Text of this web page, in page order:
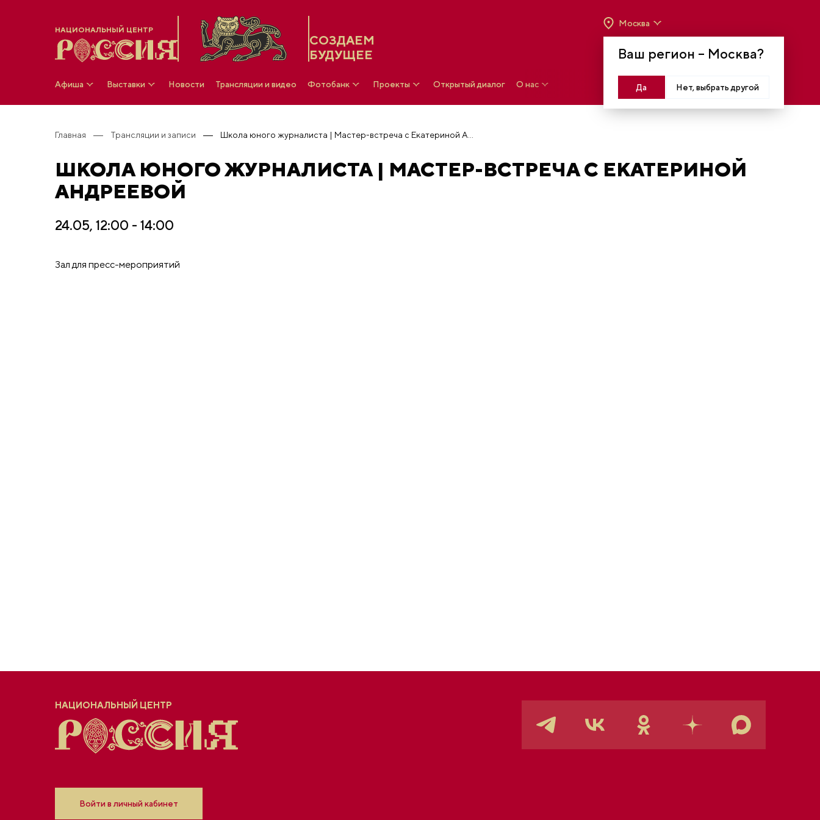
НАЦИОНАЛЬНЫЙ ЦЕНТР
СОЗДАЕМ
БУДУЩЕЕ
Ваш регион – Москва?
Да Нет, выбрать другой
Москва
МОСКВА, КРАСНОПРЕСНЕНСКАЯ НАБ., 14
Афиша Выставки Новости Трансляции и видео Фотобанк Проекты Открытый диалог О нас Войти
Главная Трансляции и записи
ШКОЛА ЮНОГО ЖУРНАЛИСТА | МАСТЕР-ВСТРЕЧА С ЕКАТЕРИНОЙ
АНДРЕЕВОЙ
24.05, 12:00 - 14:00
Зал для пресс-мероприятий
НАЦИОНАЛЬНЫЙ ЦЕНТР
Войти в личный кабинет